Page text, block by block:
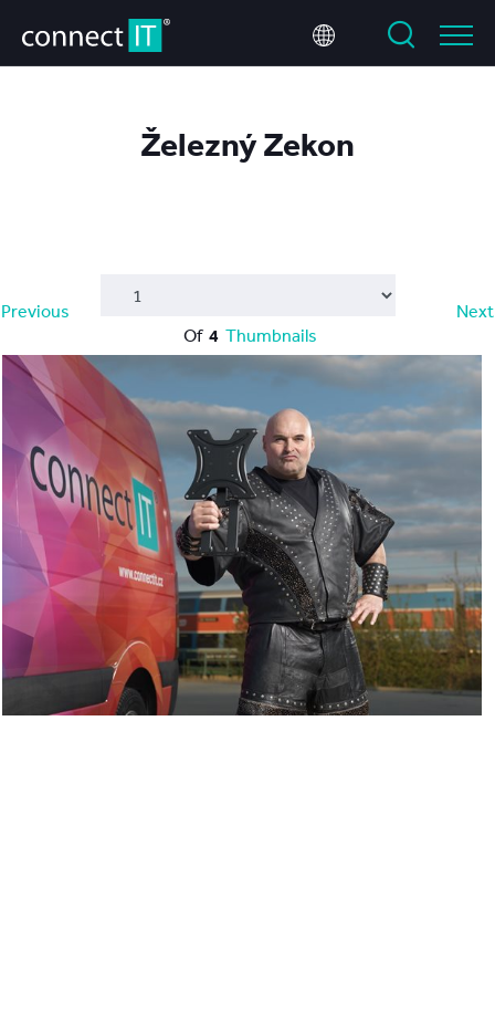
Železný Zekon
Previous
Of 4 Thumbnails
Next